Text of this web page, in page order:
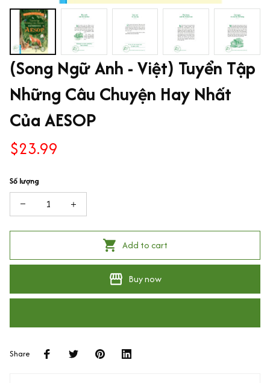
(Song Ngữ Anh - Việt) Tuyển Tập
Những Câu Chuyện Hay Nhất
Của AESOP
$23.99
Số lượng
Add to cart
Buy now
Share